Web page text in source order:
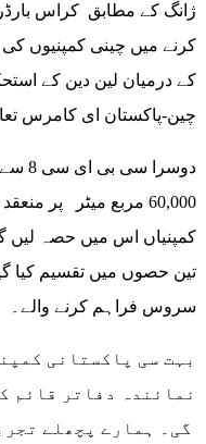
ژانگ کے مطابق کراس
کرنے میں چینی کمپنیوں
کے درمیان لین دین کے
چین-پاکستان ای کامرس
کمپنیاں اس میں حصہ لیں
تین حصوں میں تقسیم کیا
سروس فراہم کرنے والے۔
بہت سی پاکستانی
نمائندہ دفاتر قائم
گی۔ ہمارے پچھلے